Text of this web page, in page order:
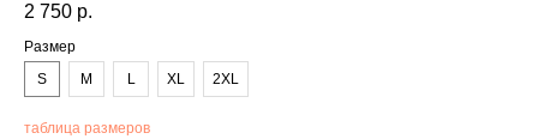
2 750 р.
Размер
S
M L XL 2XL
таблица размеров